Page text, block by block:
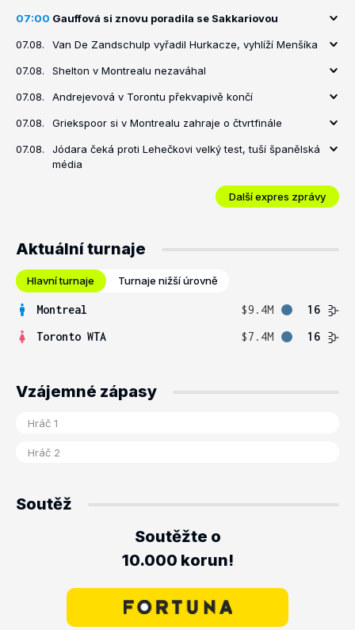
07:00 Gauffová si znovu poradila se Sakkariovou
07.08. Van De Zandschulp vyřadil Hurkacze, vyhlíží Menšíka
07.08. Shelton v Montrealu nezaváhal
07.08. Andrejevová v Torontu překvapivě končí
07.08. Griekspoor si v Montrealu zahraje o čtvrtfinále
07.08.
Jódara čeká proti Lehečkovi velký test, tuší španělská
média
Další expres zprávy
Aktuální turnaje
Hlavní turnaje Turnaje nižší úrovně
Montreal $9.4M
16
Toronto WTA
$7.4M 16
Vzájemné zápasy
Soutěž
Soutěžte o
10.000 korun!